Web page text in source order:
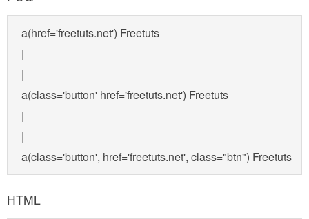
a(href='freetuts.net') Freetuts
|
|
a(class='button' href='freetuts.net') Freetuts
|
|
a(class='button', href='freetuts.net', class="btn") Freetuts
HTML